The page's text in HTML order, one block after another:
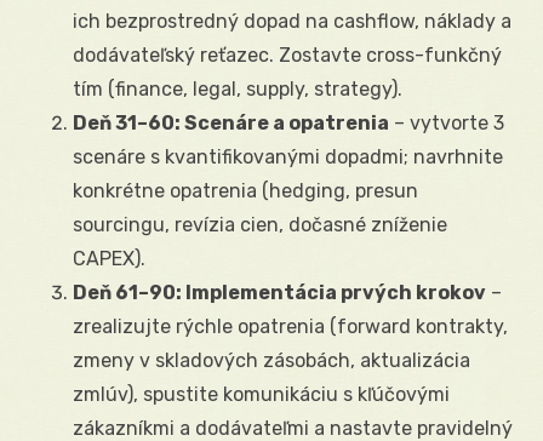
ich bezprostredný dopad na cashflow, náklady a
dodávateľský reťazec. Zostavte cross-funkčný
tím (finance, legal, supply, strategy).
Deň 31–60: Scenáre a opatrenia – vytvorte 3
scenáre s kvantifikovanými dopadmi; navrhnite
konkrétne opatrenia (hedging, presun
sourcingu, revízia cien, dočasné zníženie
CAPEX).
Deň 61–90: Implementácia prvých krokov –
zrealizujte rýchle opatrenia (forward kontrakty,
zmeny v skladových zásobách, aktualizácia
zmlúv), spustite komunikáciu s kľúčovými
zákazníkmi a dodávateľmi a nastavte pravidelný